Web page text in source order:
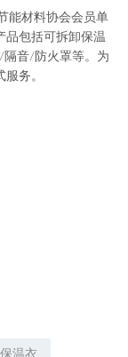
能材料协会会员单
品包括可拆卸保温
音/防火罩等。为
务。
温衣